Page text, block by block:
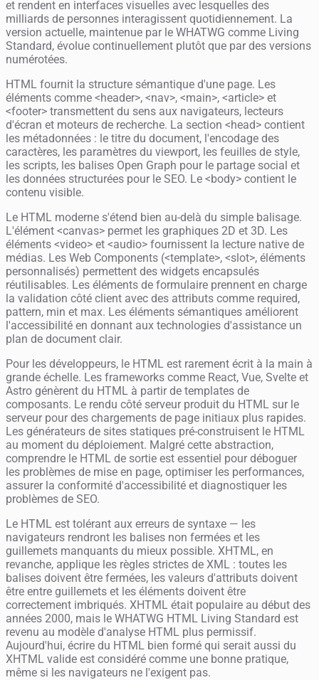
et rendent en interfaces visuelles avec lesquelles des
milliards de personnes interagissent quotidiennement. La
version actuelle, maintenue par le WHATWG comme Living
Standard, évolue continuellement plutôt que par des versions
numérotées.
HTML fournit la structure sémantique d'une page. Les
éléments comme <header>, <nav>, <main>, <article> et
<footer> transmettent du sens aux navigateurs, lecteurs
d'écran et moteurs de recherche. La section <head> contient
les métadonnées : le titre du document, l'encodage des
caractères, les paramètres du viewport, les feuilles de style,
les scripts, les balises Open Graph pour le partage social et
les données structurées pour le SEO. Le <body> contient le
contenu visible.
Le HTML moderne s'étend bien au-delà du simple balisage.
L'élément <canvas> permet les graphiques 2D et 3D. Les
éléments <video> et <audio> fournissent la lecture native de
médias. Les Web Components (<template>, <slot>, éléments
personnalisés) permettent des widgets encapsulés
réutilisables. Les éléments de formulaire prennent en charge
la validation côté client avec des attributs comme required,
pattern, min et max. Les éléments sémantiques améliorent
l'accessibilité en donnant aux technologies d'assistance un
plan de document clair.
Pour les développeurs, le HTML est rarement écrit à la main à
grande échelle. Les frameworks comme React, Vue, Svelte et
Astro génèrent du HTML à partir de templates de
composants. Le rendu côté serveur produit du HTML sur le
serveur pour des chargements de page initiaux plus rapides.
Les générateurs de sites statiques pré-construisent le HTML
au moment du déploiement. Malgré cette abstraction,
comprendre le HTML de sortie est essentiel pour déboguer
les problèmes de mise en page, optimiser les performances,
assurer la conformité d'accessibilité et diagnostiquer les
problèmes de SEO.
Le HTML est tolérant aux erreurs de syntaxe — les
navigateurs rendront les balises non fermées et les
guillemets manquants du mieux possible. XHTML, en
revanche, applique les règles strictes de XML : toutes les
balises doivent être fermées, les valeurs d'attributs doivent
être entre guillemets et les éléments doivent être
correctement imbriqués. XHTML était populaire au début des
années 2000, mais le WHATWG HTML Living Standard est
revenu au modèle d'analyse HTML plus permissif.
Aujourd'hui, écrire du HTML bien formé qui serait aussi du
XHTML valide est considéré comme une bonne pratique,
même si les navigateurs ne l'exigent pas.